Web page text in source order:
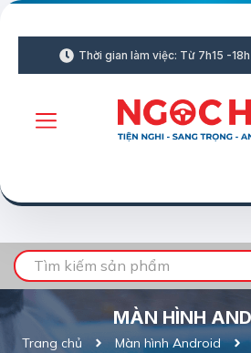
Thời gian làm việc: Từ 7h15 -
MÀN HÌNH
Trang chủ Màn hình Android